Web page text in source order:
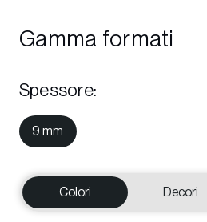
Gamma formati
Spessore:
9 mm
Colori Decori